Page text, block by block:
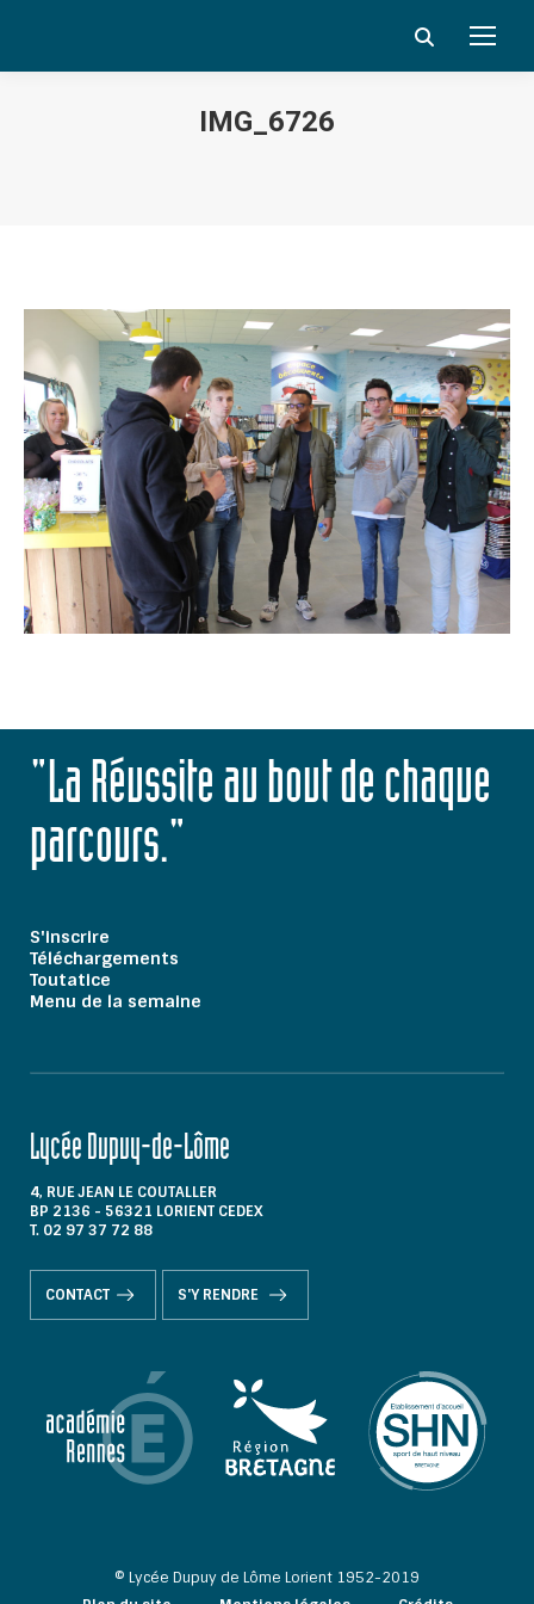
Search:
IMG_6726
"La Réussite au bout de chaque
parcours."
S'inscrire
Téléchargements
Toutatice
Menu de la semaine
Lycée Dupuy-de-Lôme
4, RUE JEAN LE COUTALLER
BP 2136 - 56321 LORIENT CEDEX
T. 02 97 37 72 88
CONTACT S'Y RENDRE
© Lycée Dupuy de Lôme Lorient 1952-2019